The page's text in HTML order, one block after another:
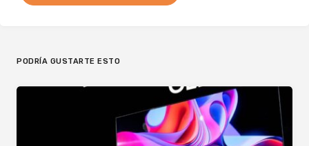
PODRÍA GUSTARTE ESTO